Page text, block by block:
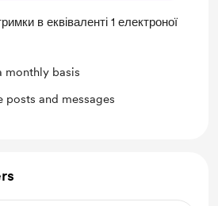
в еквіваленті 1 електроної
monthly basis
posts and messages